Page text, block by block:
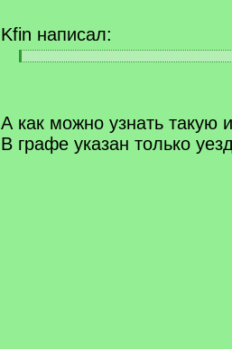
Kfin написал:
[[
А как можно узнать такую
В графе указан только